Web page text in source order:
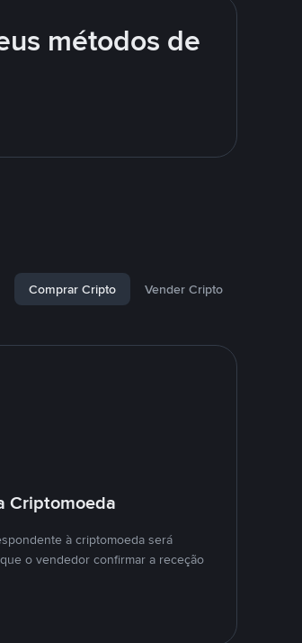
métodos de
Comprar Cripto Vender Cripto
Criptomoeda
à criptomoeda será
o vendedor confirmar a receção